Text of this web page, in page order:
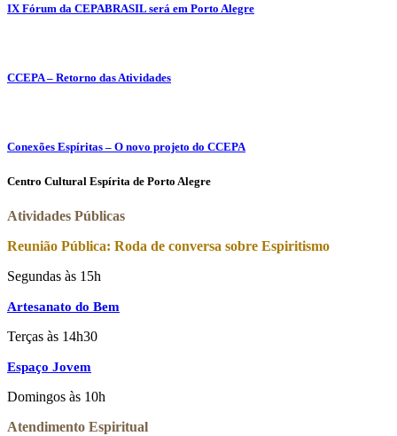
IX Fórum da CEPABRASIL será em Porto Alegre
CCEPA – Retorno das Atividades
Conexões Espíritas – O novo projeto do CCEPA
Centro Cultural Espírita de Porto Alegre
Atividades Públicas
Reunião Pública: Roda de conversa sobre Espiritismo
Segundas às 15h
Artesanato do Bem
Terças às 14h30
Espaço Jovem
Domingos às 10h
Atendimento Espiritual